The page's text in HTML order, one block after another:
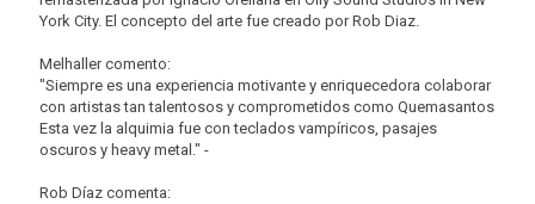
York City. El concepto del arte fue creado por Rob Diaz.
Melhaller comento:
"Siempre es una experiencia motivante y enriquecedora colaborar
con artistas tan talentosos y comprometidos como Quemasantos
Esta vez la alquimia fue con teclados vampíricos, pasajes
oscuros y heavy metal." -
Rob Díaz comenta: